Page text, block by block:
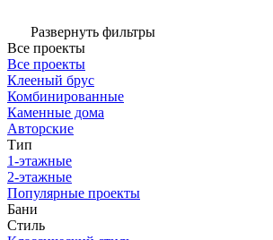
Развернуть фильтры
Все проекты
Все проекты
Клееный брус
Комбинированные
Каменные дома
Авторские
Тип
1-этажные
2-этажные
Популярные проекты
Бани
Стиль